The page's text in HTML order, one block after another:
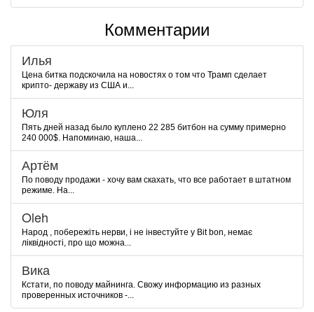
Комментарии
Илья
Цена битка подскочила на новостях о том что Трамп сделает
крипто- державу из США и...
Юля
Пять дней назад было куплено 22 285 битбон на сумму примерно
240 000$. Напоминаю, наша...
Артём
По поводу продажи - хочу вам скахать, что все работает в штатном
режиме. На...
Oleh
Народ , побережіть нерви, і не інвестуйте у Bit bon, немає
ліквідності, про що можна...
Вика
Кстати, по поводу майнинга. Свожу информацию из разных
проверенных источников -...